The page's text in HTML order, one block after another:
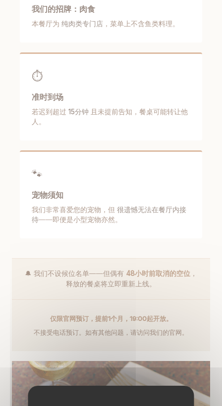
我们的招牌：肉食
本餐厅为 纯肉类专门店 ，菜单上不含鱼类料理。
⏱️
准时到场
若迟到超过 15分钟 且未提前告知，餐桌可能转让他
人。
🐾
宠物须知
我们非常喜爱您的宠物，但 很遗憾无法在餐厅内接
待——即便是小型宠物亦然。
🔔 我们不设候位名单——但偶有 48小时前取消的空位 ，
释放的餐桌将立即重新上线。
仅限官网预订，提前1个月，19:00起开放。
不接受电话预订。如有其他问题，请访问我们的官网。